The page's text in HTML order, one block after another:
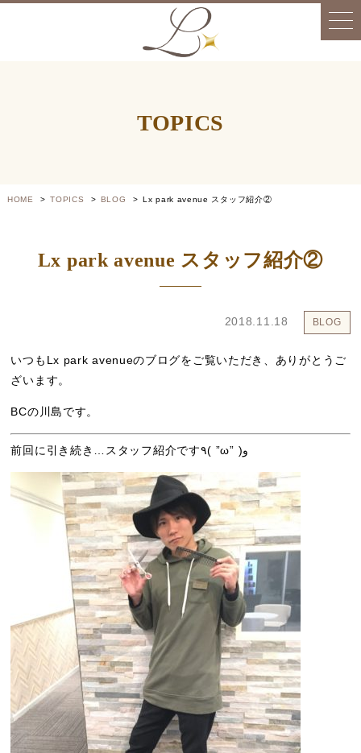
TOPICS
HOME TOPICS BLOG Lx park avenue スタッフ紹介②
Lx park avenue スタッフ紹介②
2018.11.18 BLOG
いつもLx park avenueのブログをご覧いただき、ありがとうご
ざいます。
BCの川島です。
前回に引き続き…スタッフ紹介です٩( ”ω” )و